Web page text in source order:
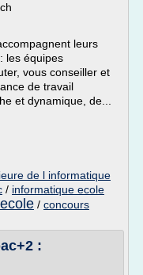
leurs
les équipes
vous conseiller et
de travail
et dynamique, de...
de l informatique
/ informatique ecole
/ concours
: